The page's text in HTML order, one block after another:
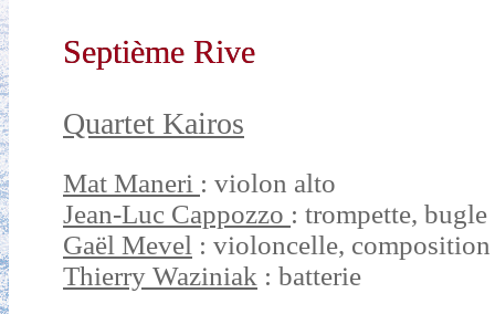
Septième Rive
Quartet Kairos
Mat Maneri : violon alto
Jean-Luc Cappozzo : trompette, bugle
Gaël Mevel : violoncelle, composition
Thierry Waziniak : batterie